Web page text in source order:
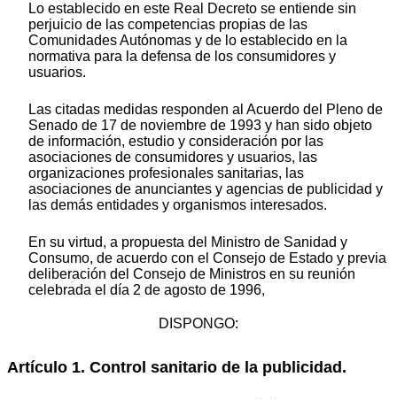
Lo establecido en este Real Decreto se entiende sin
perjuicio de las competencias propias de las
Comunidades Autónomas y de lo establecido en la
normativa para la defensa de los consumidores y
usuarios.
Las citadas medidas responden al Acuerdo del Pleno de
Senado de 17 de noviembre de 1993 y han sido objeto
de información, estudio y consideración por las
asociaciones de consumidores y usuarios, las
organizaciones profesionales sanitarias, las
asociaciones de anunciantes y agencias de publicidad y
las demás entidades y organismos interesados.
En su virtud, a propuesta del Ministro de Sanidad y
Consumo, de acuerdo con el Consejo de Estado y previa
deliberación del Consejo de Ministros en su reunión
celebrada el día 2 de agosto de 1996,
DISPONGO:
Artículo 1. Control sanitario de la publicidad.